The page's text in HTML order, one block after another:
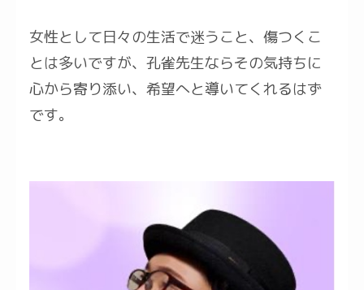
女性として日々の生活で迷うこと、傷つくこ
とは多いですが、孔雀先生ならその気持ちに
心から寄り添い、希望へと導いてくれるはず
です。